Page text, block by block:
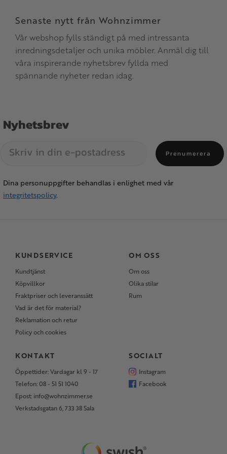
Senaste nytt från Wohnzimmer
Vår webshop fylls ständigt på med intressanta
inredningsdetaljer och unika möbler. Anmäl dig till
våra inspirerande nyhetsbrev fyllda med
spännande nyheter redan idag.
Nyhetsbrev
Prenumerera
Dina personuppgifter behandlas i enlighet med vår
integritetspolicy.
KUNDSERVICE
Kundtjänst
Köpvillkor
Fraktpriser och leveranssätt
Vad är det för material?
Reklamation och retur
Policy och cookies
OM OSS
Om oss
Olika stilar
Rum
KONTAKT
Öppettider: Vardagar kl 9 - 17
Telefon: 08 - 51 51 1040
Epost: info@wohnzimmer.se
Verkstadsgatan 6, 733 38 Sala
SOCIALT
Instagram
Facebook